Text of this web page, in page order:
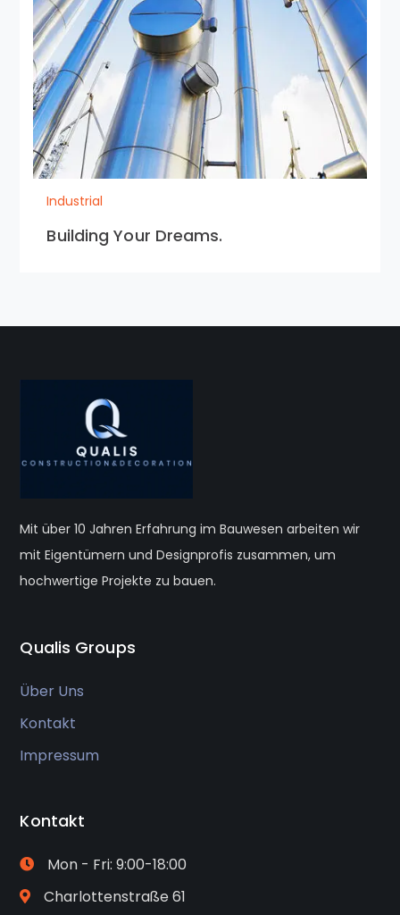
Industrial
Building Your Dreams.
Mit über 10 Jahren Erfahrung im Bauwesen arbeiten wir
mit Eigentümern und Designprofis zusammen, um
hochwertige Projekte zu bauen.
Qualis Groups
Über Uns
Kontakt
Impressum
Kontakt
Mon - Fri: 9:00-18:00
Charlottenstraße 61